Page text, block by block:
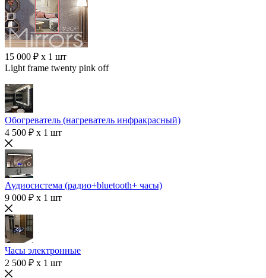
15 000 ₽ x 1 шт
Light frame twenty pink off
Обогреватель (нагреватель инфракрасный)
4 500 ₽ x 1 шт
Аудиосистема (радио+bluetooth+ часы)
9 000 ₽ x 1 шт
Часы электронные
2 500 ₽ x 1 шт